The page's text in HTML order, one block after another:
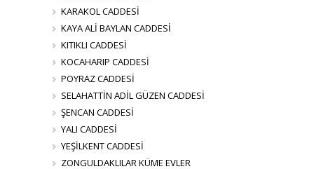
KARAKOL CADDESİ
KAYA ALİ BAYLAN CADDESİ
KITIKLI CADDESİ
KOCAHARIP CADDESİ
POYRAZ CADDESİ
SELAHATTİN ADİL GÜZEN CADDESİ
ŞENCAN CADDESİ
YALI CADDESİ
YEŞİLKENT CADDESİ
ZONGULDAKLILAR KÜME EVLER